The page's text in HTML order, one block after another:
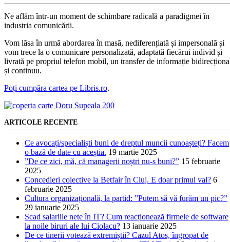
Ne aflăm într-un moment de schimbare radicală a paradigmei în
industria comunicării.
Vom lăsa în urmă abordarea în masă, nediferențiată și impersonală și
vom trece la o comunicare personalizată, adaptată fiecărui individ și
livrată pe propriul telefon mobil, un transfer de informație
și continuu.
Poți cumpăra cartea pe Libris.ro.
ARTICOLE RECENTE
Ce avocați/specialiști buni de dreptul muncii cunoașteți? Facem
o bază de date cu aceștia. 19 martie 2025
”De ce zici, mă, că managerii noștri nu-s buni?” 15 februarie
2025
Concedieri colective la Betfair în Cluj. E doar primul val? 6
februarie 2025
Cultura organizațională, la partid: ”Putem să vă furăm un pic?”
29 ianuarie 2025
Scad salariile nete în IT? Cum reacționează firmele de software
la noile biruri ale lui Ciolacu? 13 ianuarie 2025
De ce tinerii votează extremiștii? Cazul Atos, îngropat de